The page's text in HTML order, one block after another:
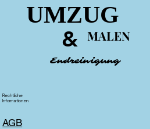
MALEN
MALEN
&
&
UMZUG
UMZUG
Endreinigung
Endreinigung
Rechtliche
Informationen
AGB